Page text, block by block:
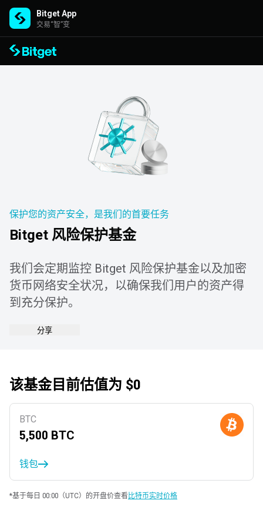
Bitget App
交易“智”变
保护您的资产安全，是我们的首要任务
Bitget 风险保护基金
我们会定期监控 Bitget 风险保护基金以及加密
货币网络安全状况，以确保我们用户的资产得
到充分保护。
分享
该基金目前估值为 $0
BTC
5,500 BTC
钱包
*基于每日 00:00（UTC）的开盘价查看比特币实时价格